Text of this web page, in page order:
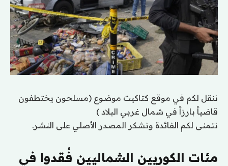
ننقل لكم في موقع كتاكيت موضوع (مسلحون يختطفون
قاضياً بارزاً في شمال غربي البلاد )
نتمنى لكم الفائدة ونشكر المصدر الأصلي على النشر.
مئات الكوريين الشماليين فُقدوا في